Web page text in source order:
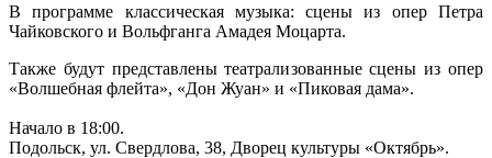
В программе классическая музыка: сцены из опер Петра
Чайковского и Вольфганга Амадея Моцарта.
Также будут представлены театрализованные сцены из опер
«Волшебная флейта», «Дон Жуан» и «Пиковая дама».
Начало в 18:00.
Подольск, ул. Свердлова, 38, Дворец культуры «Октябрь».